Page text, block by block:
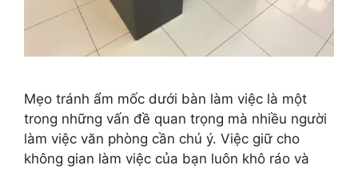
Mẹo tránh ẩm mốc dưới bàn làm việc là một
trong những vấn đề quan trọng mà nhiều người
làm việc văn phòng cần chú ý. Việc giữ cho
không gian làm việc của bạn luôn khô ráo và